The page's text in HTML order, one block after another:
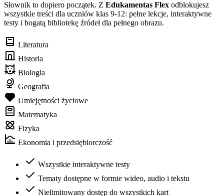
Słownik to dopiero początek. Z Edukamentas Flex odblokujesz
wszystkie treści dla uczniów klas 9-12: pełne lekcje, interaktywne
testy i bogatą bibliotekę źródeł dla pełnego obrazu.
Literatura
Historia
Biologia
Geografia
Umiejętności życiowe
Matematyka
Fizyka
Ekonomia i przedsiębiorczość
Wszystkie interaktywne testy
Tematy dostępne w formie wideo, audio i tekstu
Nielimitowany dostęp do wszystkich kart